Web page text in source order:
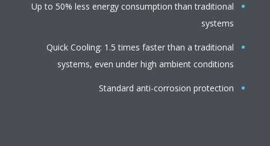
Up to 50% less energy consumption than traditional
systems
Quick Cooling: 1.5 times faster than a traditional
systems, even under high ambient conditions
Standard anti-corrosion protection